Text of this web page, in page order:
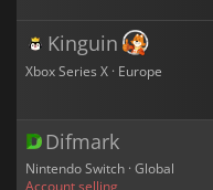
Kinguin
Xbox Series X · Europe
Difmark
Nintendo Switch · Global